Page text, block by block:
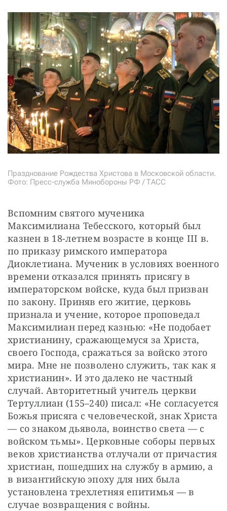
Празднование Рождества Христова в Московской области.
Фото: Пресс-служба Минобороны РФ / ТАСС
Вспомним святого мученика
Максимилиана Тебесского, который был
казнен в 18-летнем возрасте в конце III в.
по приказу римского императора
Диоклетиана. Мученик в условиях военного
времени отказался принять присягу в
императорском войске, куда был призван
по закону. Приняв его житие, церковь
признала и учение, которое проповедал
Максимилиан перед казнью: «Не подобает
христианину, сражающемуся за Христа,
своего Господа, сражаться за войско этого
мира. Мне не позволено служить, так как я
христианин». И это далеко не частный
случай. Авторитетный учитель церкви
Тертуллиан (155–240) писал: «Не согласуется
Божья присяга с человеческой, знак Христа
— со знаком дьявола, воинство света — с
войском тьмы». Церковные соборы первых
веков христианства отлучали от причастия
христиан, пошедших на службу в армию, а
в византийскую эпоху для них была
установлена трехлетняя епитимья — в
случае возвращения с войны.